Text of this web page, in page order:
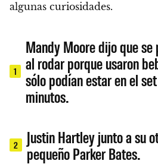
algunas curiosidades.
1
Mandy Moore dijo que se
al rodar porque usaron
sólo podían estar en el
minutos.
2
Justin Hartley junto a su
pequeño Parker Bates.